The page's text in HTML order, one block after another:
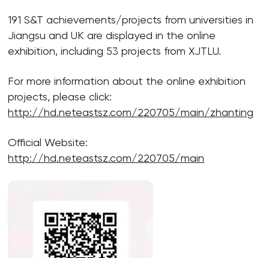
191 S&T achievements/projects from universities in
Jiangsu and UK are displayed in the online
exhibition, including 53 projects from XJTLU.
For more information about the online exhibition
projects, please click:
http://hd.neteastsz.com/220705/main/zhanting
Official Website:
http://hd.neteastsz.com/220705/main